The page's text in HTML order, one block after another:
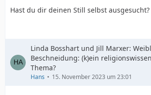
Hast du dir deinen Still selbst ausgesucht?
Linda Bosshart und Jill Marxer:
Beschneidung: (k)ein
Thema?
Hans 15. November 2023 um 23:01